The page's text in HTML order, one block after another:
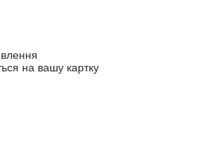
на вашу картку